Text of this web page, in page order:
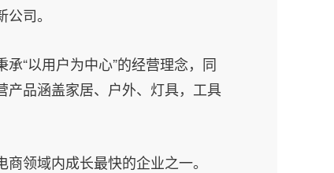
司。
“以用户为中心”的经营理念，同
品涵盖家居、户外、灯具，工具
领域内成长最快的企业之一。